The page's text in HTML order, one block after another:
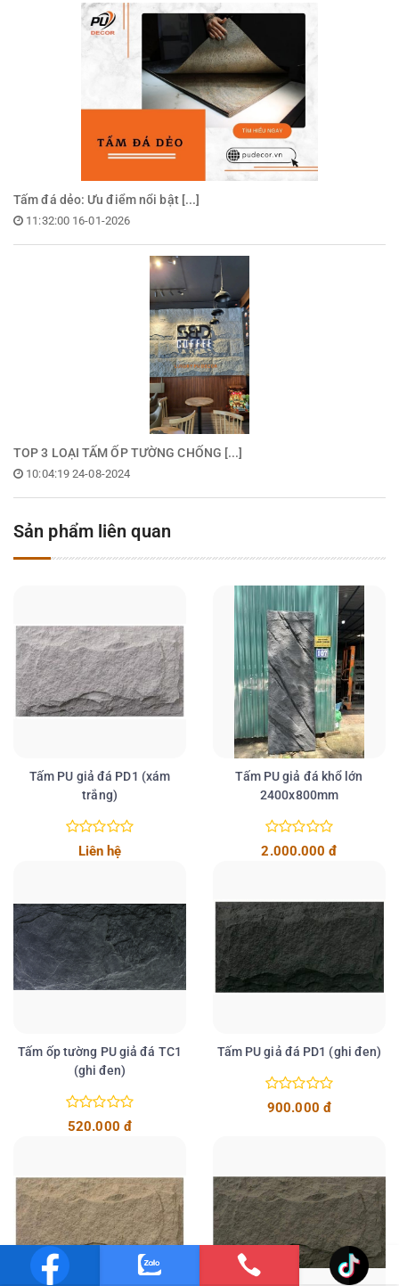
Tấm đá dẻo: Ưu điểm nổi bật [...]
11:32:00 16-01-2026
TOP 3 LOẠI TẤM ỐP TƯỜNG CHỐNG [...]
10:04:19 24-08-2024
Sản phẩm liên quan
Tấm PU giả đá PD1 (xám
trắng)
Liên hệ
Chi tiết
Tấm PU giả đá khổ lớn
2400x800mm
2.000.000 đ
Chi tiết
Tấm ốp tường PU giả đá TC1
(ghi đen)
520.000 đ
Chi tiết
Tấm PU giả đá PD1 (ghi đen)
900.000 đ
Chi tiết